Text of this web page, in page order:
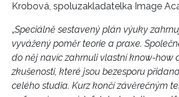
Krobová, spoluzakladatelka Image
„Speciálně sestavený plán výuky
vyvážený poměr teorie a praxe.
do něj navíc zahrnuli vlastní know-how
zkušenosti, které jsou bezesporu
celého studia. Kurz končí závěrečným